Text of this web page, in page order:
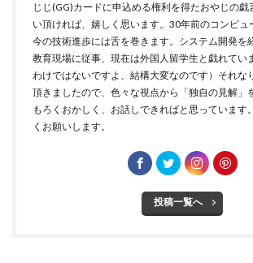
じじ(GG)カードに申込める権利を得たおやじの
い頂ければ、嬉しく思います。30年前のコンピュ
今の技術進歩には舌を巻きます。システム開発を
教育現場に従事、現在は外国人留学生と戯れてい
わけではないですよ、結構大変なのです）それな
頂きましたので、色々な視点から「独自の見解」
もろくおかしく、お話しできればと思っています
くお願いします。
投稿一覧へ